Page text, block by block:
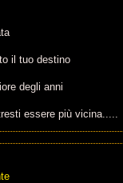
il tuo destino
degli anni
essere più vicina.....